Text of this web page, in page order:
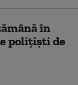
în
poliţişti de